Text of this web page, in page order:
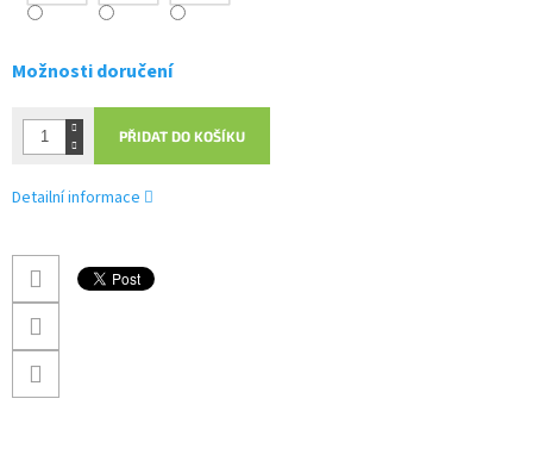
Možnosti doručení
PŘIDAT DO KOŠÍKU
Detailní informace